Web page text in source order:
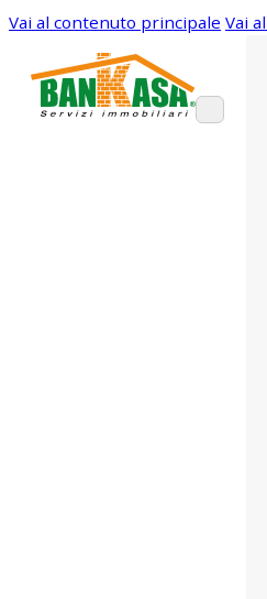
Vai al contenuto principale Vai